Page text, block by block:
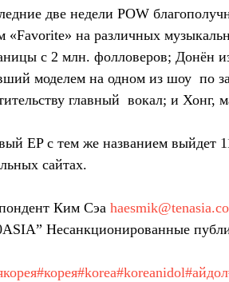
две недели POW
«Favorite» на различных
с 2 млн. фолловеров; Донён
моделем на одном из шоу  по
главный  вокал; и Хонг,
EP с тем же названием выйдет
сайтах.
Ким Сэа
Несанкционированные
#корея#korea#koreanidol#айдол